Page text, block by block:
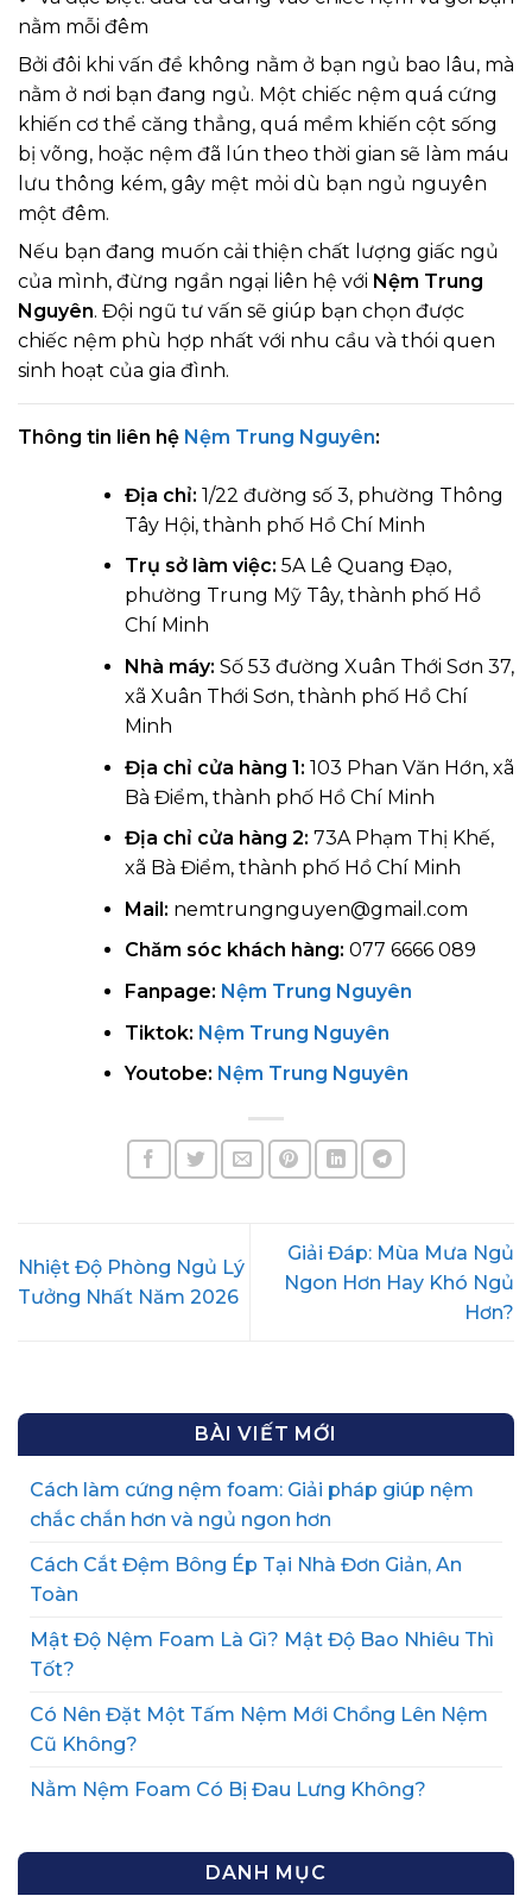
nằm mỗi đêm
Bởi đôi khi vấn đề không nằm ở bạn ngủ bao lâu, mà
nằm ở nơi bạn đang ngủ. Một chiếc nệm quá cứng
khiến cơ thể căng thẳng, quá mềm khiến cột sống
bị võng, hoặc nệm đã lún theo thời gian sẽ làm máu
lưu thông kém, gây mệt mỏi dù bạn ngủ nguyên
một đêm.
Nếu bạn đang muốn cải thiện chất lượng giấc ngủ
của mình, đừng ngần ngại liên hệ với Nệm Trung
Nguyên. Đội ngũ tư vấn sẽ giúp bạn chọn được
chiếc nệm phù hợp nhất với nhu cầu và thói quen
sinh hoạt của gia đình.
Thông tin liên hệ Nệm Trung Nguyên:
Địa chỉ: 1/22 đường số 3, phường Thông
Tây Hội, thành phố Hồ Chí Minh
Trụ sở làm việc: 5A Lê Quang Đạo,
phường Trung Mỹ Tây, thành phố Hồ
Chí Minh
Nhà máy: Số 53 đường Xuân Thới Sơn 37,
xã Xuân Thới Sơn, thành phố Hồ Chí
Minh
Địa chỉ cửa hàng 1: 103 Phan Văn Hớn, xã
Bà Điểm, thành phố Hồ Chí Minh
Địa chỉ cửa hàng 2: 73A Phạm Thị Khế,
xã Bà Điểm, thành phố Hồ Chí Minh
Mail: nemtrungnguyen@gmail.com
Chăm sóc khách hàng: 077 6666 089
Fanpage: Nệm Trung Nguyên
Tiktok: Nệm Trung Nguyên
Youtobe: Nệm Trung Nguyên
Nhiệt Độ Phòng Ngủ Lý
Tưởng Nhất Năm 2026
Giải Đáp: Mùa Mưa Ngủ
Ngon Hơn Hay Khó Ngủ
Hơn?
BÀI VIẾT MỚI
Cách làm cứng nệm foam: Giải pháp giúp nệm
chắc chắn hơn và ngủ ngon hơn
Cách Cắt Đệm Bông Ép Tại Nhà Đơn Giản, An
Toàn
Mật Độ Nệm Foam Là Gì? Mật Độ Bao Nhiêu Thì
Tốt?
Có Nên Đặt Một Tấm Nệm Mới Chồng Lên Nệm
Cũ Không?
Nằm Nệm Foam Có Bị Đau Lưng Không?
DANH MỤC